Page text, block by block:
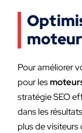
Pour améliorer
pour les
stratégie SEO
dans les
plus de visiteurs